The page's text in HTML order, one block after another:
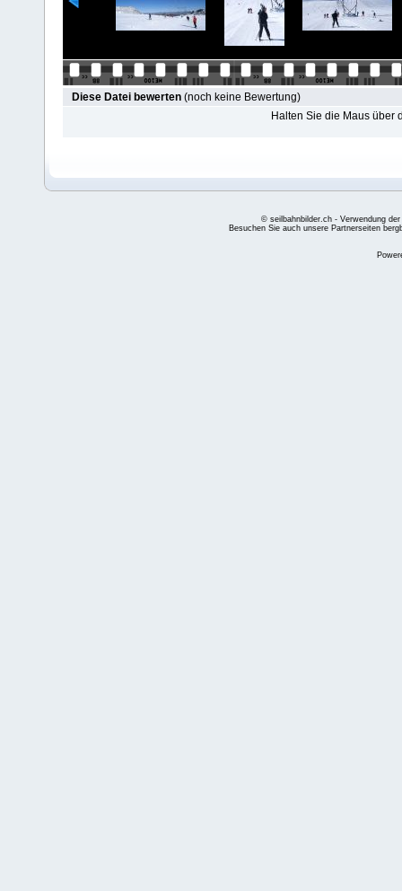
Diese Datei bewerten (noch keine Bewertung)
Halten Sie die Maus über
© seilbahnbilder.ch - Verwendung
Besuchen Sie auch unsere Partnerseiten